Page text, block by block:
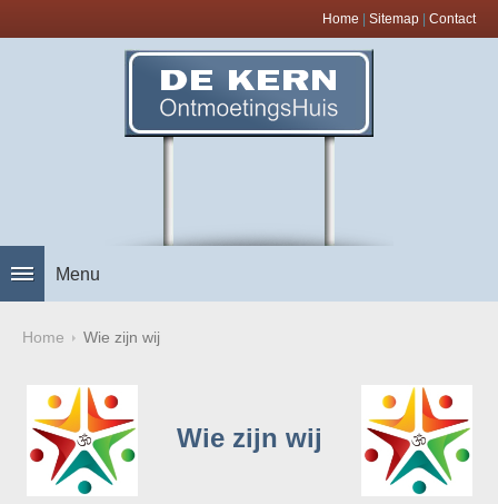
Home Sitemap Contact
Menu
Home Wie zijn wij
Wie zijn wij